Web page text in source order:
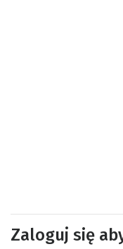
Zaloguj się